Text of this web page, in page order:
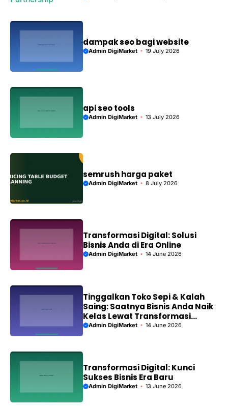
dampak seo bagi website
Admin DigiMarket 19 July 2026
api seo tools
Admin DigiMarket 13 July 2026
semrush harga paket
Admin DigiMarket 8 July 2026
Transformasi Digital: Solusi
Bisnis Anda di Era Online
Admin DigiMarket 14 June 2026
Tinggalkan Toko Sepi & Kalah
Saing: Saatnya Bisnis Anda Naik
Kelas Lewat Transformasi
Digital!
Admin DigiMarket 14 June 2026
Transformasi Digital: Kunci
Sukses Bisnis Era Baru
Admin DigiMarket 13 June 2026